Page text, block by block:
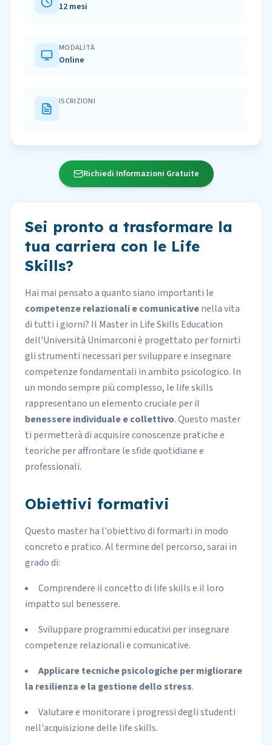
12 mesi
MODALITÀ
Online
ISCRIZIONI
Richiedi Informazioni Gratuite
Sei pronto a trasformare la
tua carriera con le Life
Skills?
Hai mai pensato a quanto siano importanti le
competenze relazionali e comunicativenella vita
di tutti i giorni? Il Master in Life Skills Education
dell'Università Unimarconiè progettato per fornirti
gli strumenti necessari per sviluppare e insegnare
competenze fondamentali in ambito psicologico. In
un mondo sempre più complesso, le life skills
rappresentano un elemento cruciale per il
benessere individuale e collettivo. Questo master
ti permetterà di acquisire conoscenze pratiche e
teoriche per affrontare le sfide quotidiane e
professionali.
Obiettivi formativi
Questo master ha l'obiettivo di formarti in modo
concreto e pratico. Al termine del percorso, sarai in
grado di:
Comprendere il concetto di life skills e il loro
impatto sul benessere.
Sviluppare programmi educativi per insegnare
competenze relazionali e comunicative.
Applicare tecniche psicologiche per migliorare
la resilienza e la gestione dello stress.
Valutare e monitorare i progressi degli studenti
nell'acquisizione delle life skills.